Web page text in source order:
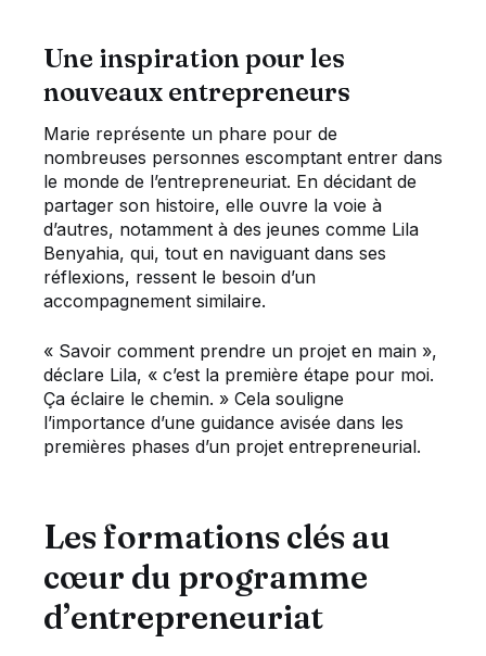
Une inspiration pour les
nouveaux entrepreneurs
Marie représente un phare pour de
nombreuses personnes escomptant entrer dans
le monde de l’entrepreneuriat. En décidant de
partager son histoire, elle ouvre la voie à
d’autres, notamment à des jeunes comme Lila
Benyahia, qui, tout en naviguant dans ses
réflexions, ressent le besoin d’un
accompagnement similaire.
« Savoir comment prendre un projet en main »,
déclare Lila, « c’est la première étape pour moi.
Ça éclaire le chemin. » Cela souligne
l’importance d’une guidance avisée dans les
premières phases d’un projet entrepreneurial.
Les formations clés au
cœur du programme
d’entrepreneuriat